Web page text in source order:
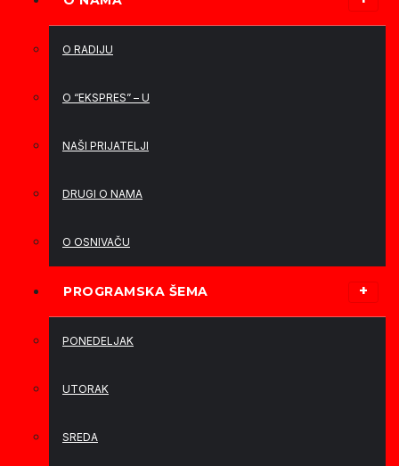
O RADIJU
O “EKSPRES” – U
NAŠI PRIJATELJI
DRUGI O NAMA
O OSNIVAČU
PROGRAMSKA ŠEMA
PONEDELJAK
UTORAK
SREDA